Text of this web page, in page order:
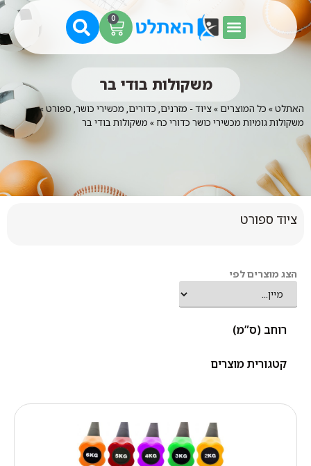
0
משקולות בודי בר
האתלט» כל המוצרים »ציוד - מזרנים, כדורים, מכשירי כושר, ספורט»
משקולות גומיות מכשירי כושר כדורי כח » משקולות בודי בר
ציוד ספורט
הצג מוצרים לפי
רוחב (ס”מ)
קטגורית מוצרים